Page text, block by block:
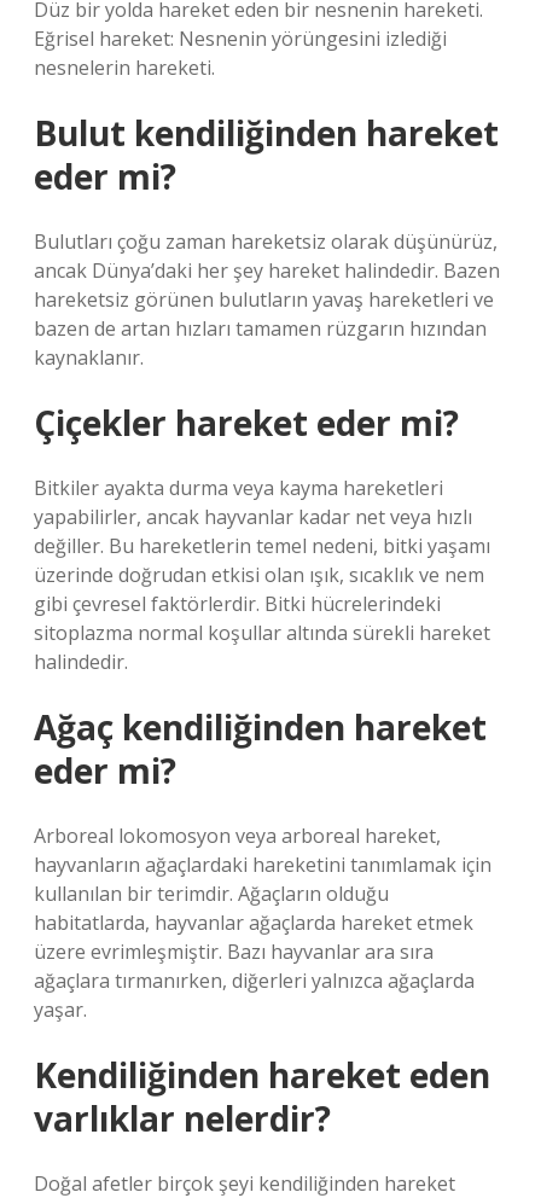
Düz bir yolda hareket eden bir nesnenin hareketi.
Eğrisel hareket: Nesnenin yörüngesini izlediği
nesnelerin hareketi.
Bulut kendiliğinden hareket
eder mi?
Bulutları çoğu zaman hareketsiz olarak düşünürüz,
ancak Dünya’daki her şey hareket halindedir. Bazen
hareketsiz görünen bulutların yavaş hareketleri ve
bazen de artan hızları tamamen rüzgarın hızından
kaynaklanır.
Çiçekler hareket eder mi?
Bitkiler ayakta durma veya kayma hareketleri
yapabilirler, ancak hayvanlar kadar net veya hızlı
değiller. Bu hareketlerin temel nedeni, bitki yaşamı
üzerinde doğrudan etkisi olan ışık, sıcaklık ve nem
gibi çevresel faktörlerdir. Bitki hücrelerindeki
sitoplazma normal koşullar altında sürekli hareket
halindedir.
Ağaç kendiliğinden hareket
eder mi?
Arboreal lokomosyon veya arboreal hareket,
hayvanların ağaçlardaki hareketini tanımlamak için
kullanılan bir terimdir. Ağaçların olduğu
habitatlarda, hayvanlar ağaçlarda hareket etmek
üzere evrimleşmiştir. Bazı hayvanlar ara sıra
ağaçlara tırmanırken, diğerleri yalnızca ağaçlarda
yaşar.
Kendiliğinden hareket eden
varlıklar nelerdir?
Doğal afetler birçok şeyi kendiliğinden hareket